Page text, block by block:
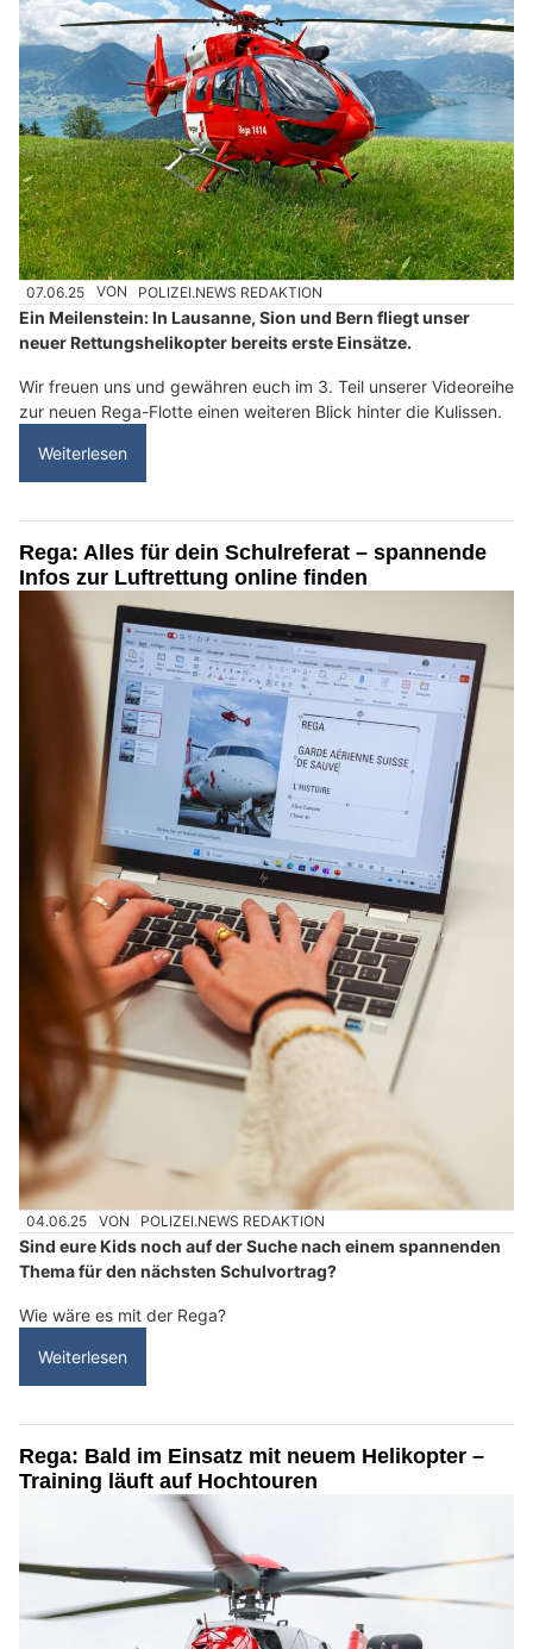
07.06.25 VON POLIZEI.NEWS REDAKTION
Ein Meilenstein: In Lausanne, Sion und Bern fliegt unser
neuer Rettungshelikopter bereits erste Einsätze.
Wir freuen uns und gewähren euch im 3. Teil unserer Videoreihe
zur neuen Rega-Flotte einen weiteren Blick hinter die Kulissen.
Weiterlesen
Rega: Alles für dein Schulreferat – spannende
Infos zur Luftrettung online finden
04.06.25 VON POLIZEI.NEWS REDAKTION
Sind eure Kids noch auf der Suche nach einem spannenden
Thema für den nächsten Schulvortrag?
Wie wäre es mit der Rega?
Weiterlesen
Rega: Bald im Einsatz mit neuem Helikopter –
Training läuft auf Hochtouren